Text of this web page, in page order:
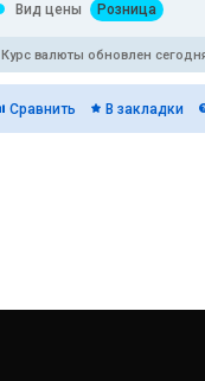
Вид цены Розница
Курс валюты обновлен
Сравнить В закладки